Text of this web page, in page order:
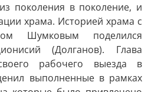
поколения в поколение, и
храма. Историей храма с
Шумковым поделился
(Долганов). Глава
рабочего выезда в
выполненные в рамках